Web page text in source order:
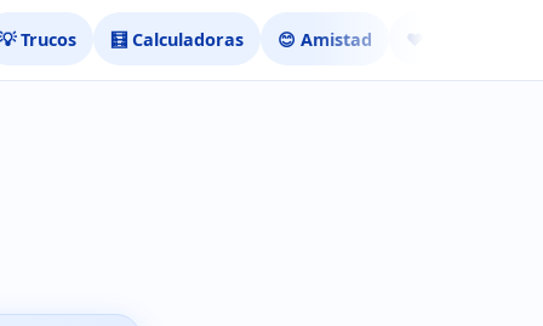
💡 Trucos 🧮 Calculadoras 😊 Amistad ❤️ Ligar